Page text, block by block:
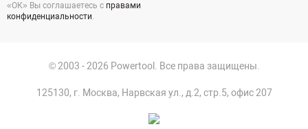
«ОК» Вы соглашаетесь с правами
конфиденциальности.
© 2003 - 2026 Powertool. Все права защищены.
125130, г. Москва, Нарвская ул., д.2, стр.5, офис 207